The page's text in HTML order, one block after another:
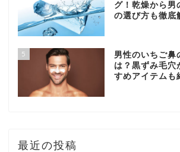
グ！乾燥から男
の選び方も徹底
5
男性のいちご鼻
は？黒ずみ毛穴
すめアイテムも
最近の投稿